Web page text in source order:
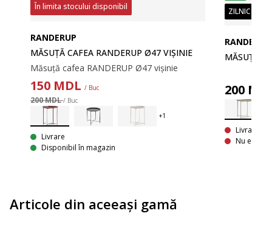
În limita stocului disponibil
RANDERUP
MĂSUȚĂ CAFEA RANDERUP Ø47 VIȘINIE
Măsuță cafea RANDERUP Ø47 vișinie
150MDL / Buc
200 MDL/ Buc
Livrare
Disponibil în magazin
ZILNIC PREȚ
RANDERUP
MĂSUȚĂ
200
Livrare
Nu este
Articole din aceeaşi gamă